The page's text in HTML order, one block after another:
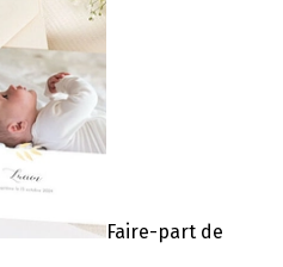
Faire-part de